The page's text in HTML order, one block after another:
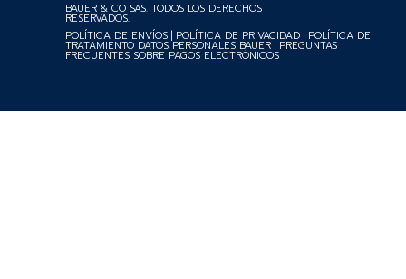
BAUER & CO SAS. TODOS LOS DERECHOS
RESERVADOS.
POLÍTICA DE ENVÍOS | POLÍTICA DE PRIVACIDAD | POLÍTICA DE
TRATAMIENTO DATOS PERSONALES BAUER | PREGUNTAS
FRECUENTES SOBRE PAGOS ELECTRÓNICOS